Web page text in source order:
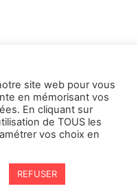
site web pour vous
en mémorisant vos
En cliquant sur
de TOUS les
vos choix en
REFUSER